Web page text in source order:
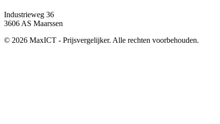
Industrieweg 36
3606 AS Maarssen
© 2026 MaxICT - Prijsvergelijker. Alle rechten voorbehouden.